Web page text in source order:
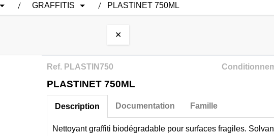
GRAFFITIS PLASTINET 750ML
✕
Ref. PLASTIN750
PLASTINET 750ML
Description
Nettoyant graffiti biodégradable pour surfaces fragiles.
Documentation Famille